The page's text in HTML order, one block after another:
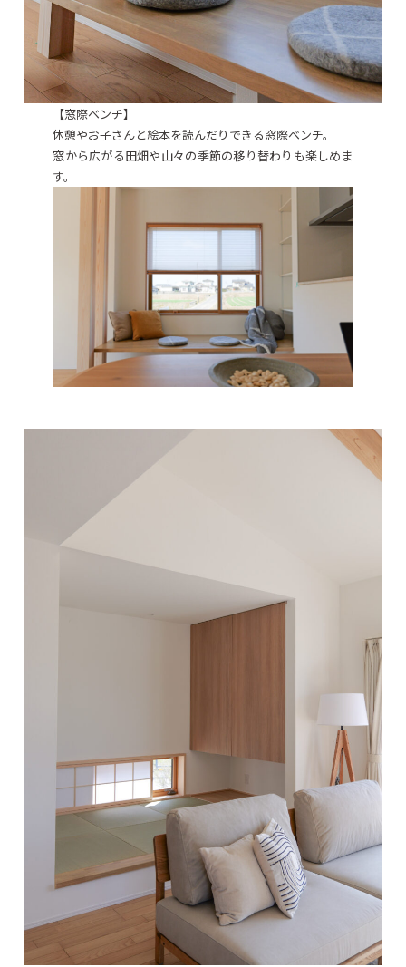
【窓際ベンチ】
休憩やお子さんと絵本を読んだりできる窓際ベンチ。
窓から広がる田畑や山々の季節の移り替わりも楽しめま
す。